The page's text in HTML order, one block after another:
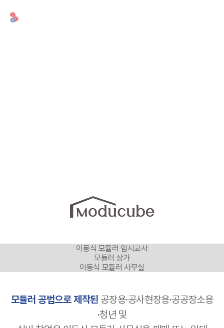
이동식 모듈러 임시교사
모듈러 상가
이동식 모듈러 사무실
모듈러 공법으로 제작된 공장용·공사현장용·공공장소용
·청년 및